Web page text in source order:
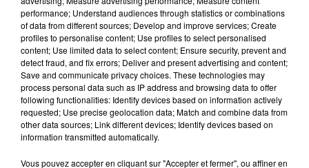
A lire aussi
16h00
À Hoerdt, de l’eau brune sort des
robinets
performance; Understand audiences through statistics or combinations
of data from different sources; Develop and improve services; Create
profiles to personalise content; Use profiles to select personalised
content; Use limited data to select content; Ensure security, prevent and
detect fraud, and fix errors; Deliver and present advertising and content;
Save and communicate privacy choices. These technologies may
process personal data such as IP address and browsing data to offer
following functionalities: Identify devices based on information actively
requested; Use precise geolocation data; Match and combine data from
other data sources; Link different devices; Identify devices based on
information transmitted automatically.
Vous pouvez accepter en cliquant sur "Accepter et fermer", ou affiner en